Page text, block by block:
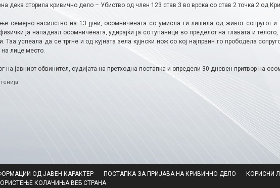
дека сторила кривичнo делo – Убиство од член 123 став 3 во врска со став 2 точка 2 од
семејно насилство на 13 јуни, осомничената со умисла ги лишила од живот сопругот и
ја нападнал осомничената, удирајќи ја со тупаници во пределот на главата и
Таа успеала да се тргне и од кујната зела кујнски нож со кој најпрвин го прободела
лице место.
на јавниот обвинител, судијата на претходна постапка и определи 30-дневен притвор на
ОД ЈАВЕН КАРАКТЕР ПОСТАПКА ЗА ПРИЈАВА НА КРИВИЧНО ДЕЛО
КОРИСНИ
КОЛАЧИЊА ВЕБ СТРАНА